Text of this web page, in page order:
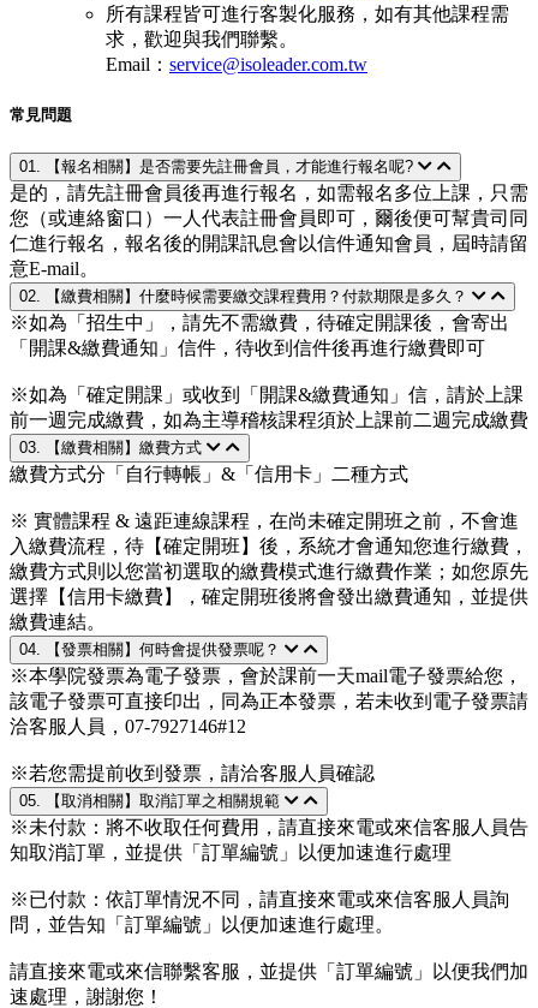
所有課程皆可進行客製化服務，如有其他課程需
求，歡迎與我們聯繫。
Email： service@isoleader.com.tw
常見問題
01. 【報名相關】是否需要先註冊會員，才能進行報名呢?
是的，請先註冊會員後再進行報名，如需報名多位上課，只需
您（或連絡窗口）一人代表註冊會員即可，爾後便可幫貴司同
仁進行報名，報名後的開課訊息會以信件通知會員，屆時請留
意E-mail。
02. 【繳費相關】什麼時候需要繳交課程費用？付款期限是多久？
※如為「招生中」，請先不需繳費，待確定開課後，會寄出
「開課&繳費通知」信件，待收到信件後再進行繳費即可
※如為「確定開課」或收到「開課&繳費通知」信，請於上課
前一週完成繳費，如為主導稽核課程須於上課前二週完成繳費
03. 【繳費相關】繳費方式
繳費方式分「自行轉帳」&「信用卡」二種方式
※ 實體課程 & 遠距連線課程，在尚未確定開班之前，不會進
入繳費流程，待【確定開班】後，系統才會通知您進行繳費，
繳費方式則以您當初選取的繳費模式進行繳費作業；如您原先
選擇【信用卡繳費】，確定開班後將會發出繳費通知，並提供
繳費連結。
04. 【發票相關】何時會提供發票呢？
※本學院發票為電子發票，會於課前一天mail電子發票給您，
該電子發票可直接印出，同為正本發票，若未收到電子發票請
洽客服人員，07-7927146#12
※若您需提前收到發票，請洽客服人員確認
05. 【取消相關】取消訂單之相關規範
※未付款：將不收取任何費用，請直接來電或來信客服人員告
知取消訂單，並提供「訂單編號」以便加速進行處理
※已付款：依訂單情況不同，請直接來電或來信客服人員詢
問，並告知「訂單編號」以便加速進行處理。
請直接來電或來信聯繫客服，並提供「訂單編號」以便我們加
速處理，謝謝您！